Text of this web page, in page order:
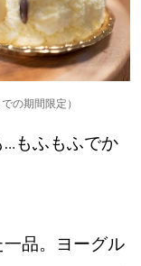
の期間限定）
もふもふでか
品。ヨーグル